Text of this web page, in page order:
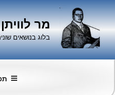
דילוג
לתוכן
מר לוויתן
בלוג בנושאים